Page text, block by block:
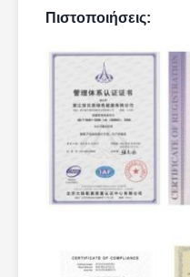
Πιστοποιήσεις: